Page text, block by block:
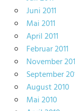
Juni 2011
Mai 2011
April 2011
Februar 2011
November
September
August 2010
Mai 2010